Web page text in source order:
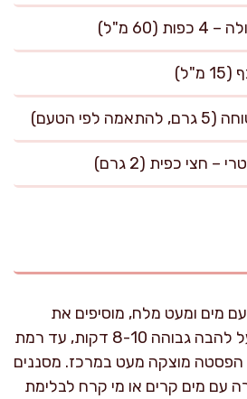
(60 מ"ל)
חצי כפית (2 גרם)
מים ומעט מלח, מוסיפים את
הפסטה ומבשלים על להבה גבוהה 8-10 דקות, עד רמת
מוצקה מעט במרכז. מסננים
עם מים קרים או מי קרח לבלימת